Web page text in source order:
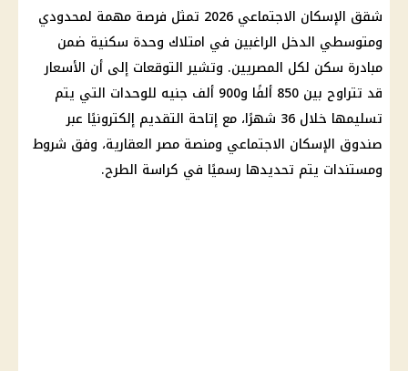
شقق الإسكان الاجتماعي
2026 تمثل فرصة مهمة لمحدودي
ومتوسطي الدخل الراغبين في امتلاك وحدة سكنية ضمن
مبادرة سكن لكل المصريين. وتشيرالتوقعات إلى أن الأسعار
قد تتراوح بين 850 ألفًا و900 ألف جنيه للوحدات التي يتم
تسليمها خلال 36 شهرًا، مع إتاحة التقديم إلكترونيًا عبر
صندوق الإسكان الاجتماعي ومنصة مصر العقارية، وفق شروط
ومستندات يتم تحديدها رسميًا في كراسة الطرح.